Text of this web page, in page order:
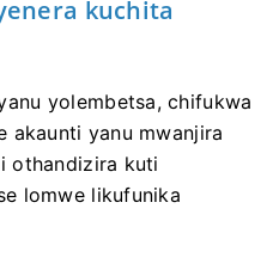
kuchita
yolembetsa, chifukwa
akaunti yanu mwanjira
othandizira kuti
lomwe likufunika